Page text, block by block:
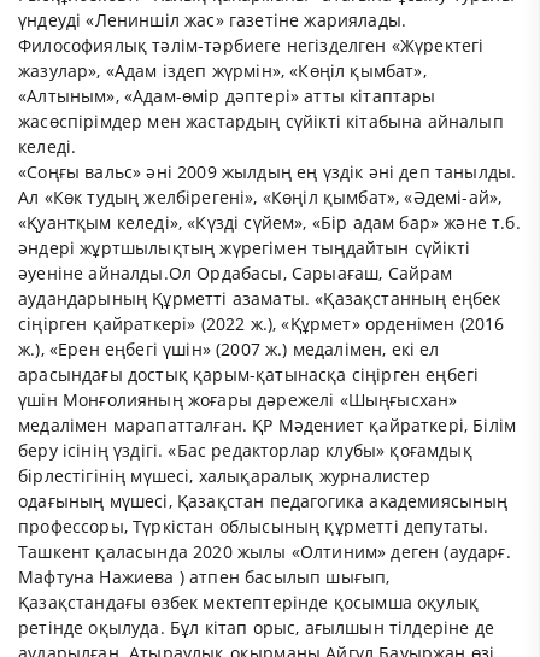
үндеуді «Лениншіл жас» газетіне жариялады.
Философиялық тәлім-тәрбиеге негізделген «Жүректегі
жазулар», «Адам іздеп жүрмін», «Көңіл қымбат»,
«Алтыным», «Адам-өмір дәптері» атты кітаптары
жасөспірімдер мен жастардың сүйікті кітабына айналып
келеді.
«Соңғы вальс» әні 2009 жылдың ең үздік әні деп танылды.
Ал «Көк тудың желбірегені», «Көңіл қымбат», «Әдемі-ай»,
«Қуантқым келеді», «Күзді сүйем», «Бір адам бар» және т.б.
әндері жұртшылықтың жүрегімен тыңдайтын сүйікті
әуеніне айналды.Ол Ордабасы, Сарыағаш, Сайрам
аудандарының Құрметті азаматы. «Қазақстанның еңбек
сіңірген қайраткері» (2022 ж.), «Құрмет» орденімен (2016
ж.), «Ерен еңбегі үшін» (2007 ж.) медалімен, екі ел
арасындағы достық қарым-қатынасқа сіңірген еңбегі
үшін Монғолияның жоғары дәрежелі «Шыңғысхан»
медалімен марапатталған. ҚР Мәдениет қайраткері, Білім
беру ісінің үздігі. «Бас редакторлар клубы» қоғамдық
бірлестігінің мүшесі, халықаралық журналистер
одағының мүшесі, Қазақстан педагогика академиясының
профессоры, Түркістан облысының құрметті депутаты.
Ташкент қаласында 2020 жылы «Олтиним» деген (аударғ.
Мафтуна Нажиева ) атпен басылып шығып,
Қазақстандағы өзбек мектептерінде қосымша оқулық
ретінде оқылуда. Бұл кітап орыс, ағылшын тілдеріне де